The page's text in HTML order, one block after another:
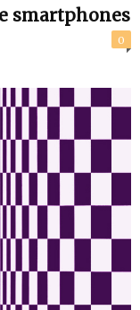
smartphones
0